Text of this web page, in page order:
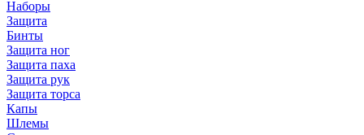
Наборы
Защита
Бинты
Защита ног
Защита паха
Защита рук
Защита торса
Капы
Шлемы